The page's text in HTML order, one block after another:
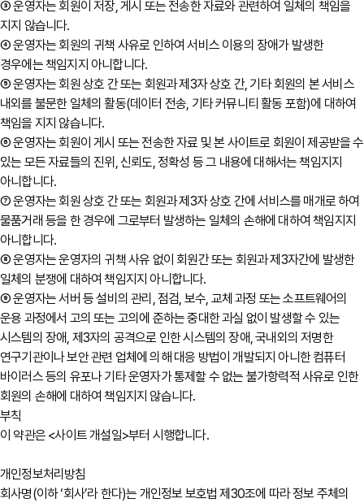
③ 운영자는 회원이 저장, 게시 또는 전송한 자료와 관련하여 일체의 책임을
지지 않습니다.
④ 운영자는 회원의 귀책 사유로 인하여 서비스 이용의 장애가 발생한
경우에는 책임지지 아니합니다.
⑤ 운영자는 회원 상호 간 또는 회원과 제3자 상호 간, 기타 회원의 본 서비스
내외를 불문한 일체의 활동(데이터 전송, 기타 커뮤니티 활동 포함)에 대하여
책임을 지지 않습니다.
⑥ 운영자는 회원이 게시 또는 전송한 자료 및 본 사이트로 회원이 제공받을 수
있는 모든 자료들의 진위, 신뢰도, 정확성 등 그 내용에 대해서는 책임지지
아니합니다.
⑦ 운영자는 회원 상호 간 또는 회원과 제3자 상호 간에 서비스를 매개로 하여
물품거래 등을 한 경우에 그로부터 발생하는 일체의 손해에 대하여 책임지지
아니합니다.
⑧ 운영자는 운영자의 귀책 사유 없이 회원간 또는 회원과 제3자간에 발생한
일체의 분쟁에 대하여 책임지지 아니합니다.
⑨ 운영자는 서버 등 설비의 관리, 점검, 보수, 교체 과정 또는 소프트웨어의
운용 과정에서 고의 또는 고의에 준하는 중대한 과실 없이 발생할 수 있는
시스템의 장애, 제3자의 공격으로 인한 시스템의 장애, 국내외의 저명한
연구기관이나 보안 관련 업체에 의해 대응 방법이 개발되지 아니한 컴퓨터
바이러스 등의 유포나 기타 운영자가 통제할 수 없는 불가항력적 사유로 인한
회원의 손해에 대하여 책임지지 않습니다.
부칙
이 약관은 <사이트 개설일>부터 시행합니다.
개인정보처리방침
회사명(이하 ‘회사’라 한다)는 개인정보 보호법 제30조에 따라 정보 주체의